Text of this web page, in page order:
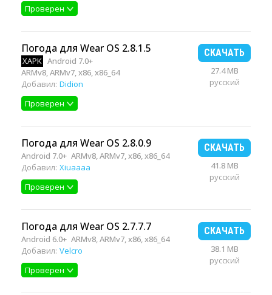
Проверен
Погода для Wear OS 2.8.1.5
XAPK Android 7.0+
ARMv8, ARMv7, x86, x86_64
Добавил: Didion
Проверен
СКАЧАТЬ
27.4 MB
русский
Погода для Wear OS 2.8.0.9
Android 7.0+ ARMv8, ARMv7, x86, x86_64
Добавил: Xiuaaaa
Проверен
СКАЧАТЬ
41.8 MB
русский
Погода для Wear OS 2.7.7.7
Android 6.0+ ARMv8, ARMv7, x86, x86_64
Добавил: Velcro
Проверен
СКАЧАТЬ
38.1 MB
русский